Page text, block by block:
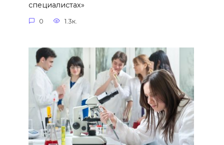
специалистах»
0 1.3к.